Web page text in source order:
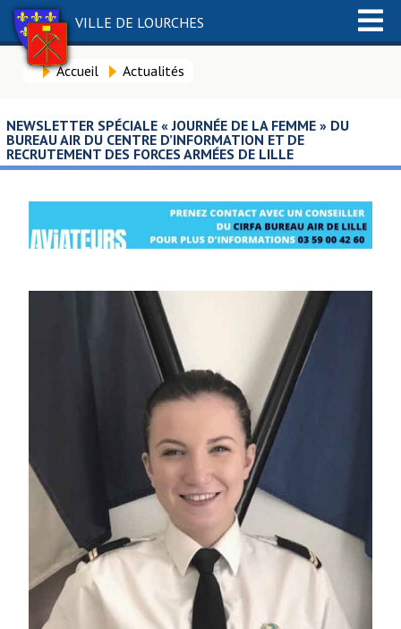
VILLE DE LOURCHES
Accueil Actualités
NEWSLETTER SPÉCIALE « JOURNÉE DE LA FEMME » DU
BUREAU AIR DU CENTRE D’INFORMATION ET DE
RECRUTEMENT DES FORCES ARMÉES DE LILLE